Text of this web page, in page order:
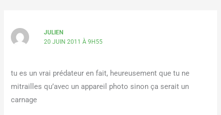
JULIEN
20 JUIN 2011 À 9H55
tu es un vrai prédateur en fait, heureusement que tu ne
mitrailles qu’avec un appareil photo sinon ça serait un
carnage